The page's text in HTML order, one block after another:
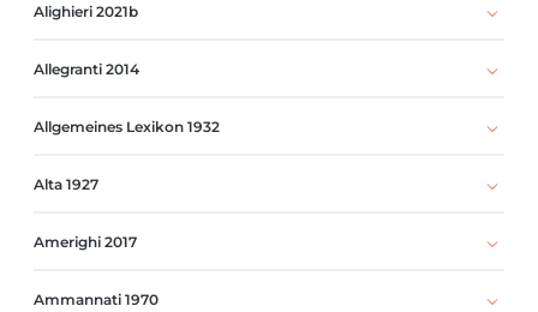
Alighieri 2021b
Allegranti 2014
Allgemeines Lexikon 1932
Alta 1927
Amerighi 2017
Ammannati 1970